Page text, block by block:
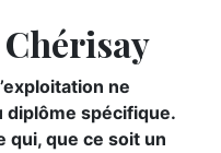
ne
diplôme spécifique.
qui, que ce soit un